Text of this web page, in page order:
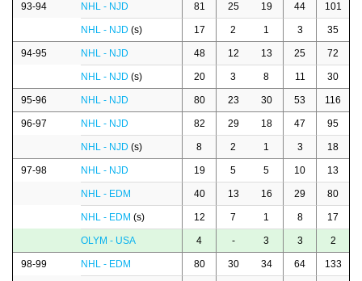
93-94 NHL - NJD 81 25 19 44 101
NHL - NJD (s) 17 2 1 3 35
94-95 NHL - NJD 48 12 13 25 72
NHL - NJD (s) 20 3 8 11 30
95-96 NHL - NJD 80 23 30 53 116
96-97 NHL - NJD 82 29 18 47 95
NHL - NJD (s) 8 2 1 3 18
97-98 NHL - NJD 19 5 5 10 13
NHL - EDM 40 13 16 29 80
NHL - EDM (s) 12 7 1 8 17
OLYM - USA 4 - 3 3 2
98-99 NHL - EDM 80 30 34 64 133